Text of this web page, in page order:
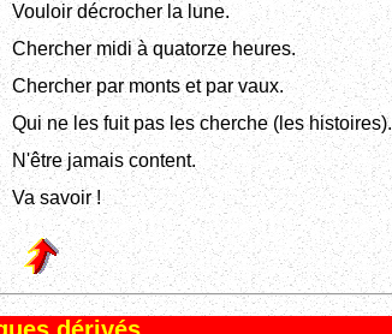
Vouloir décrocher la lune.
Chercher midi à quatorze heures.
Chercher par monts et par vaux.
Qui ne les fuit pas les cherche (les histoires).
N'être jamais content.
Va savoir !